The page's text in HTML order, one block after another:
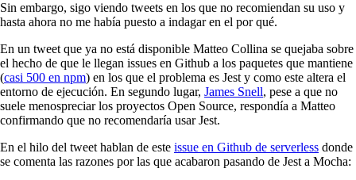
Sin embargo, sigo viendo tweets en los que no recomiendan su uso y
hasta ahora no me había puesto a indagar en el por qué.
En un tweet que ya no está disponible Matteo Collina se quejaba sobre
el hecho de que le llegan issues en Github a los paquetes que mantiene
(casi 500 en npm) en los que el problema es Jest y como este altera el
entorno de ejecución. En segundo lugar, James Snell, pese a que no
suele menospreciar los proyectos Open Source, respondía a Matteo
confirmando que no recomendaría usar Jest.
En el hilo del tweet hablan de este issue en Github de serverless donde
se comenta las razones por las que acabaron pasando de Jest a Mocha: